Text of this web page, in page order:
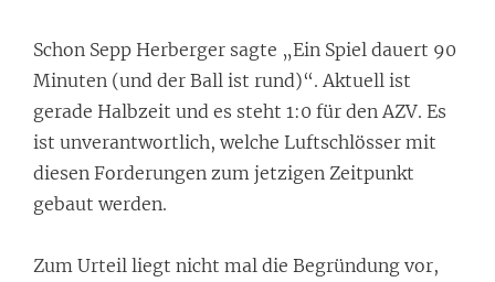
Schon Sepp Herberger sagte „Ein Spiel dauert 90
Minuten (und der Ball ist rund)“. Aktuell ist
gerade Halbzeit und es steht 1:0 für den AZV. Es
ist unverantwortlich, welche Luftschlösser mit
diesen Forderungen zum jetzigen Zeitpunkt
gebaut werden.
Zum Urteil liegt nicht mal die Begründung vor,